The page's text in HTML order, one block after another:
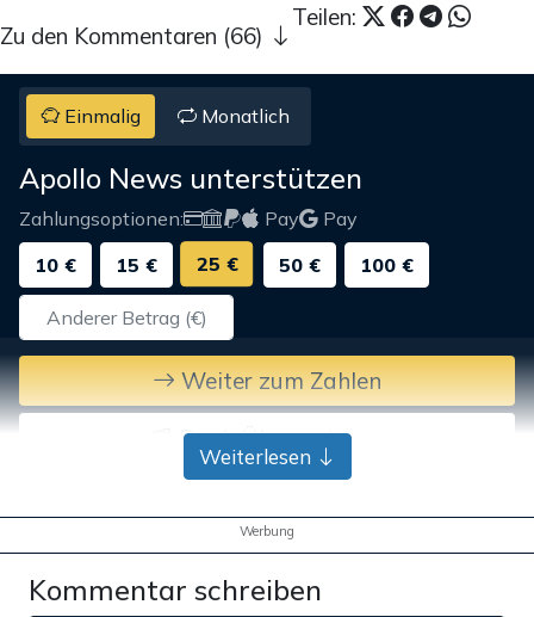
Teilen:
Zu den Kommentaren (66)
Einmalig Monatlich
Apollo News unterstützen
Zahlungsoptionen: Pay
Pay
10 €
15 € 25 € 50 € 100 €
Weiter zum Zahlen
Bank-Überweisung
Weiterlesen
Werbung
Kommentar schreiben